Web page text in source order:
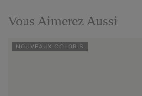
Vous Aimerez Aussi
NOUVEAUX COLORIS